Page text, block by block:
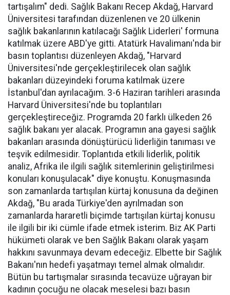
tartışalım" dedi. Sağlık Bakanı Recep Akdağ, Harvard
Üniversitesi tarafından düzenlenen ve 20 ülkenin
sağlık bakanlarının katılacağı Sağlık Liderleri' formuna
katılmak üzere ABD'ye gitti. Atatürk Havalimanı'nda bir
basın toplantısı düzenleyen Akdağ, "Harvard
Üniversitesi'nde gerçekleştirilecek olan sağlık
bakanları düzeyindeki foruma katılmak üzere
İstanbul'dan ayrılacağım. 3-6 Haziran tarihleri arasında
Harvard Üniversitesi'nde bu toplantıları
gerçekleştireceğiz. Programda 20 farklı ülkeden 26
sağlık bakanı yer alacak. Programın ana gayesi sağlık
bakanları arasında dönüştürücü liderliğin tanıması ve
teşvik edilmesidir. Toplantıda etkili liderlik, politik
analiz, Afrika ile ilgili sağlık sitemlerinin geliştirilmesi
konuları konuşulacak" diye konuştu. Konuşmasında
son zamanlarda tartışılan kürtaj konusuna da değinen
Akdağ, "Bu arada Türkiye'den ayrılmadan son
zamanlarda hararetli biçimde tartışılan kürtaj konusu
ile ilgili bir iki cümle ifade etmek isterim. Biz AK Parti
hükümeti olarak ve ben Sağlık Bakanı olarak yaşam
hakkını savunmaya devam edeceğiz. Elbette bir Sağlık
Bakanı'nın hedefi yaşatmayı temel almak olmalıdır.
Bütün bu tartışmalar sırasında tecavüze uğrayan bir
kadının çocuğu ne olacak meselesi bazı basın